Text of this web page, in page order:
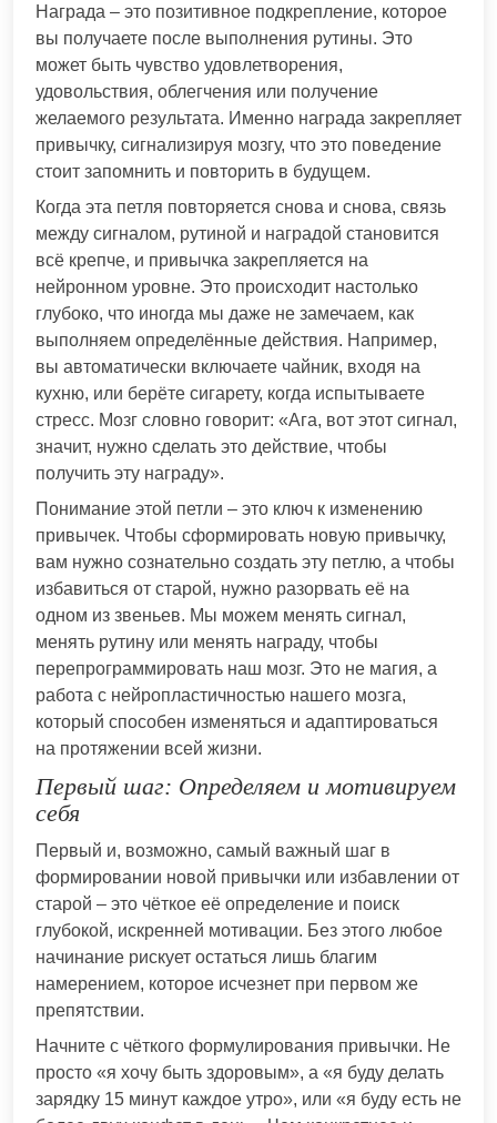
Награда – это позитивное подкрепление, которое
вы получаете после выполнения рутины. Это
может быть чувство удовлетворения,
удовольствия, облегчения или получение
желаемого результата. Именно награда закрепляет
привычку, сигнализируя мозгу, что это поведение
стоит запомнить и повторить в будущем.
Когда эта петля повторяется снова и снова, связь
между сигналом, рутиной и наградой становится
всё крепче, и привычка закрепляется на
нейронном уровне. Это происходит настолько
глубоко, что иногда мы даже не замечаем, как
выполняем определённые действия. Например,
вы автоматически включаете чайник, входя на
кухню, или берёте сигарету, когда испытываете
стресс. Мозг словно говорит: «Ага, вот этот сигнал,
значит, нужно сделать это действие, чтобы
получить эту награду».
Понимание этой петли – это ключ к изменению
привычек. Чтобы сформировать новую привычку,
вам нужно сознательно создать эту петлю, а чтобы
избавиться от старой, нужно разорвать её на
одном из звеньев. Мы можем менять сигнал,
менять рутину или менять награду, чтобы
перепрограммировать наш мозг. Это не магия, а
работа с нейропластичностью нашего мозга,
который способен изменяться и адаптироваться
на протяжении всей жизни.
Первый шаг: Определяем и мотивируем
себя
Первый и, возможно, самый важный шаг в
формировании новой привычки или избавлении от
старой – это чёткое её определение и поиск
глубокой, искренней мотивации. Без этого любое
начинание рискует остаться лишь благим
намерением, которое исчезнет при первом же
препятствии.
Начните с чёткого формулирования привычки. Не
просто «я хочу быть здоровым», а «я буду делать
зарядку 15 минут каждое утро», или «я буду есть не